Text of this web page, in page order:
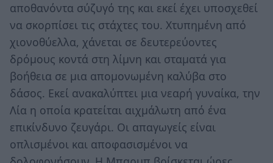
αποθανόντα σύζυγό της και εκεί έχει υποσχεθεί
να σκορπίσει τις στάχτες του. Χτυπημένη από
χιονοθύελλα, χάνεται σε δευτερεύοντες
δρόμους κοντά στη λίμνη και σταματά για
βοήθεια σε μια απομονωμένη καλύβα στο
δάσος. Εκεί ανακαλύπτει μια νεαρή γυναίκα, την
Λία η οποία κρατείται αιχμάλωτη από ένα
επικίνδυνο ζευγάρι. Οι απαγωγείς είναι
οπλισμένοι και αποφασισμένοι να